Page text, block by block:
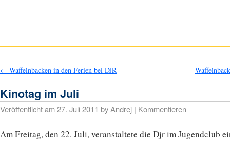
← Waffelnbacken in den Ferien bei DJR
Kinotag im Juli
Veröffentlicht am27. Juli 2011 byAndrej | Kommentieren
Am Freitag, den 22. Juli, veranstaltete die Djr im Jugendclub